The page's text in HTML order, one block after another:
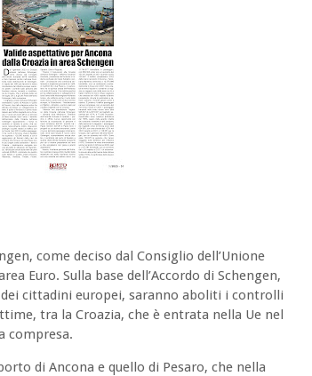
come deciso dal Consiglio dell’Unione
Euro. Sulla base dell’Accordo di Schengen,
cittadini europei, saranno aboliti i controlli
tra la Croazia, che è entrata nella Ue nel
compresa.
di Ancona e quello di Pesaro, che nella